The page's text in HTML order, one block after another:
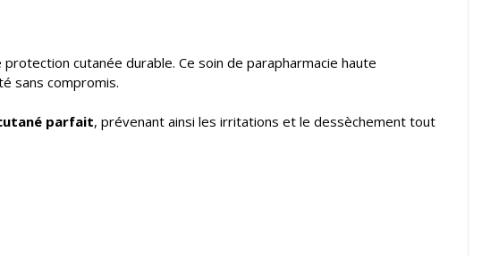
cutanée durable. Ce soin de parapharmacie haute
sans compromis.
parfait, prévenant ainsi les irritations et le dessèchement tout